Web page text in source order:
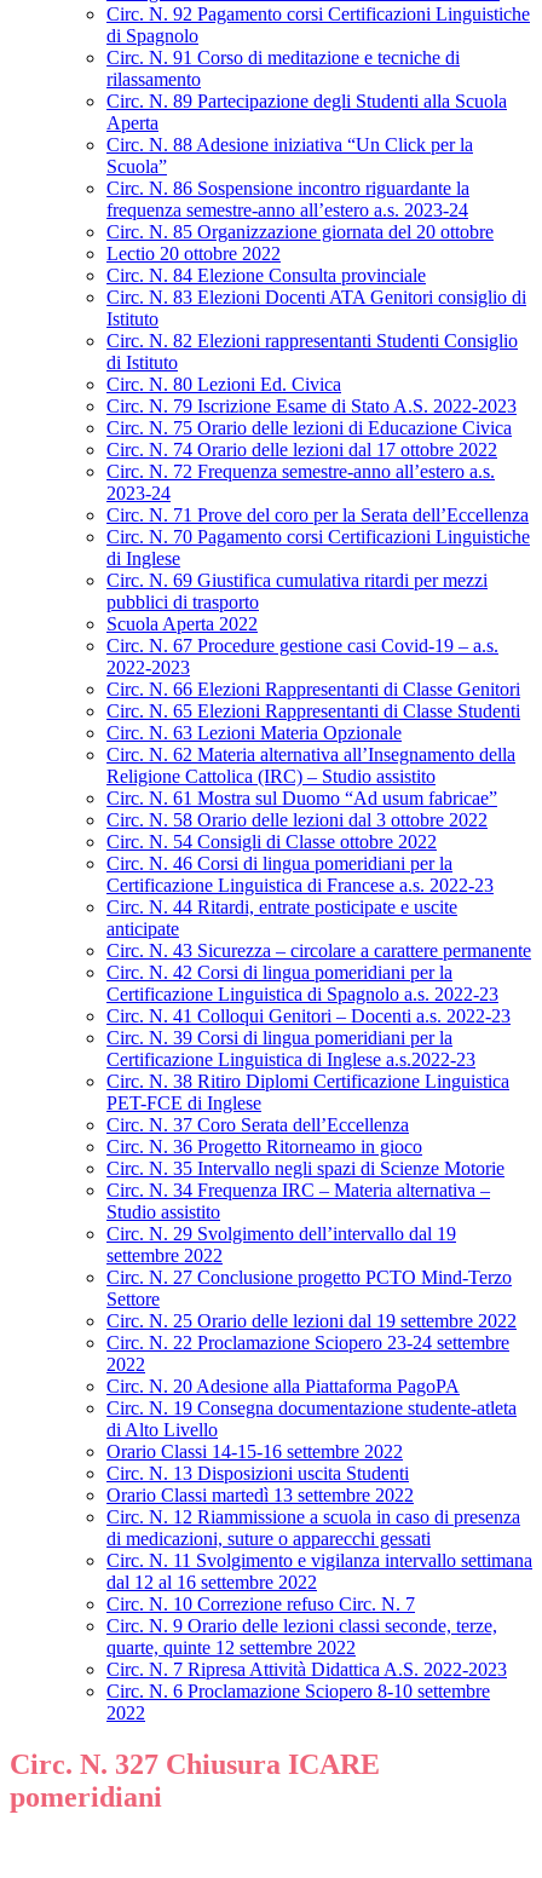
Circ. N. 92 Pagamento corsi Certificazioni Linguistiche
di Spagnolo
Circ. N. 91 Corso di meditazione e tecniche di
rilassamento
Circ. N. 89 Partecipazione degli Studenti alla Scuola
Aperta
Circ. N. 88 Adesione iniziativa “Un Click per la
Scuola”
Circ. N. 86 Sospensione incontro riguardante la
frequenza semestre-anno all’estero a.s. 2023-24
Circ. N. 85 Organizzazione giornata del 20 ottobre
Lectio 20 ottobre 2022
Circ. N. 84 Elezione Consulta provinciale
Circ. N. 83 Elezioni Docenti ATA Genitori consiglio di
Istituto
Circ. N. 82 Elezioni rappresentanti Studenti Consiglio
di Istituto
Circ. N. 80 Lezioni Ed. Civica
Circ. N. 79 Iscrizione Esame di Stato A.S. 2022-2023
Circ. N. 75 Orario delle lezioni di Educazione Civica
Circ. N. 74 Orario delle lezioni dal 17 ottobre 2022
Circ. N. 72 Frequenza semestre-anno all’estero a.s.
2023-24
Circ. N. 71 Prove del coro per la Serata dell’Eccellenza
Circ. N. 70 Pagamento corsi Certificazioni Linguistiche
di Inglese
Circ. N. 69 Giustifica cumulativa ritardi per mezzi
pubblici di trasporto
Scuola Aperta 2022
Circ. N. 67 Procedure gestione casi Covid-19 – a.s.
2022-2023
Circ. N. 66 Elezioni Rappresentanti di Classe Genitori
Circ. N. 65 Elezioni Rappresentanti di Classe Studenti
Circ. N. 63 Lezioni Materia Opzionale
Circ. N. 62 Materia alternativa all’Insegnamento della
Religione Cattolica (IRC) – Studio assistito
Circ. N. 61 Mostra sul Duomo “Ad usum fabricae”
Circ. N. 58 Orario delle lezioni dal 3 ottobre 2022
Circ. N. 54 Consigli di Classe ottobre 2022
Circ. N. 46 Corsi di lingua pomeridiani per la
Certificazione Linguistica di Francese a.s. 2022-23
Circ. N. 44 Ritardi, entrate posticipate e uscite
anticipate
Circ. N. 43 Sicurezza – circolare a carattere permanente
Circ. N. 42 Corsi di lingua pomeridiani per la
Certificazione Linguistica di Spagnolo a.s. 2022-23
Circ. N. 41 Colloqui Genitori – Docenti a.s. 2022-23
Circ. N. 39 Corsi di lingua pomeridiani per la
Certificazione Linguistica di Inglese a.s.2022-23
Circ. N. 38 Ritiro Diplomi Certificazione Linguistica
PET-FCE di Inglese
Circ. N. 37 Coro Serata dell’Eccellenza
Circ. N. 36 Progetto Ritorneamo in gioco
Circ. N. 35 Intervallo negli spazi di Scienze Motorie
Circ. N. 34 Frequenza IRC – Materia alternativa –
Studio assistito
Circ. N. 29 Svolgimento dell’intervallo dal 19
settembre 2022
Circ. N. 27 Conclusione progetto PCTO Mind-Terzo
Settore
Circ. N. 25 Orario delle lezioni dal 19 settembre 2022
Circ. N. 22 Proclamazione Sciopero 23-24 settembre
2022
Circ. N. 20 Adesione alla Piattaforma PagoPA
Circ. N. 19 Consegna documentazione studente-atleta
di Alto Livello
Orario Classi 14-15-16 settembre 2022
Circ. N. 13 Disposizioni uscita Studenti
Orario Classi martedì 13 settembre 2022
Circ. N. 12 Riammissione a scuola in caso di presenza
di medicazioni, suture o apparecchi gessati
Circ. N. 11 Svolgimento e vigilanza intervallo settimana
dal 12 al 16 settembre 2022
Circ. N. 10 Correzione refuso Circ. N. 7
Circ. N. 9 Orario delle lezioni classi seconde, terze,
quarte, quinte 12 settembre 2022
Circ. N. 7 Ripresa Attività Didattica A.S. 2022-2023
Circ. N. 6 Proclamazione Sciopero 8-10 settembre
2022
Circ. N. 327 Chiusura ICARE
pomeridiani